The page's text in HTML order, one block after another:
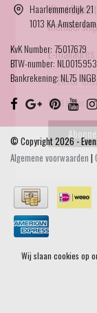
Haarlemmerdijk 21
1013 KA Amsterdam
KvK Number: 75017679
BTW-number:
Bankrekening: NL75
© Copyright 2026 -
Algemene voorwaarden |
Word
E-mailadres
We'll never
Wij slaan cookies op